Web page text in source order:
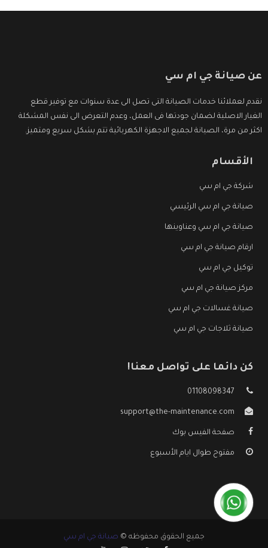
عن صيانة جي ام سي
نقدم لعملائنا خدمات الصيانة التى تصل الى عدة سنوات مع توفير قطع
الغيار الاصلية لضمان جودتها فى العمل، وعدم التعرض الى نفس المشكلة
اكثر من مرة، الصيانة لجميع الاجهزة الكهربائية تتم بشكل سريع ومتميز.
الأقسام
شركة جي ام سي
صيانة جي ام سي الرئيسي
صيانة جي ام سي وعناوينها
ارقام صيانة جي ام سي
توكيل جي ام سي
مركز صيانة جي ام سي
صيانة غسالات جي ام سي
صيانة ثلاجات جي ام سي
كن دائما على تواصل معنا!
01108098347
support@the-maintenance.com
صفحة الفيس بوك
مفتوح طوال ايام الأسبوع
جميع الحقوق محفوظه © صيانة جي ام سي